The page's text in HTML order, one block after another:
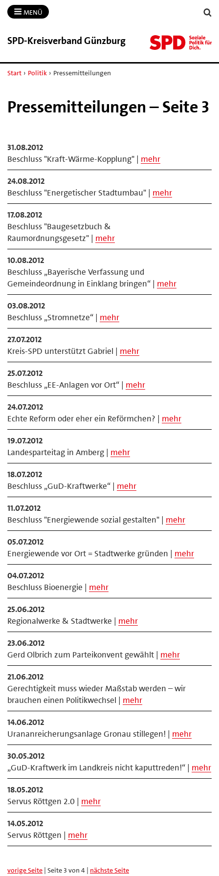
MENÜ
SPD-​Kreisverband Günzburg
Start › Politik › Pressemitteilungen
Pressemitteilungen – Seite 3
31.08.2012
Beschluss "Kraft-Wärme-Kopplung" | mehr
24.08.2012
Beschluss "Energetischer Stadtumbau" | mehr
17.08.2012
Beschluss "Baugesetzbuch &
Raumordnungsgesetz" | mehr
10.08.2012
Beschluss „Bayerische Verfassung und
Gemeindeordnung in Einklang bringen“ | mehr
03.08.2012
Beschluss „Stromnetze“ | mehr
27.07.2012
Kreis-SPD unterstützt Gabriel | mehr
25.07.2012
Beschluss „EE-Anlagen vor Ort“ | mehr
24.07.2012
Echte Reform oder eher ein Reförmchen? | mehr
19.07.2012
Landesparteitag in Amberg | mehr
18.07.2012
Beschluss „GuD-Kraftwerke“ | mehr
11.07.2012
Beschluss "Energiewende sozial gestalten" | mehr
05.07.2012
Energiewende vor Ort = Stadtwerke gründen | mehr
04.07.2012
Beschluss Bioenergie | mehr
25.06.2012
Regionalwerke & Stadtwerke | mehr
23.06.2012
Gerd Olbrich zum Parteikonvent gewählt | mehr
21.06.2012
Gerechtigkeit muss wieder Maßstab werden – wir
brauchen einen Politikwechsel | mehr
14.06.2012
Urananreicherungsanlage Gronau stillegen! | mehr
30.05.2012
„GuD-Kraftwerk im Landkreis nicht kaputtreden!“ | mehr
18.05.2012
Servus Röttgen 2.0 | mehr
14.05.2012
Servus Röttgen | mehr
vorige Seite | Seite 3 von 4 | nächste Seite